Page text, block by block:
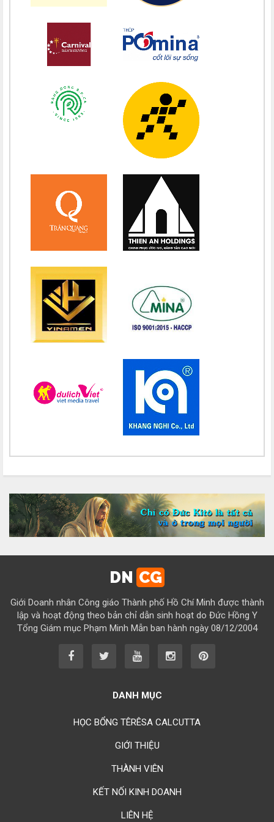
Chúc mừng bổn mạng Maria Đỗ Vy Hạ 15/08
Chúc mừng bổn mạng Maria Nguyễn Thị Trung Thu 15/08
Chúc mừng bổn mạng Chị Maria Nguyễn Thị Tiết Hạnh 15/08
Chúc mừng bổn mạng Maria Nguyễn Ngọc Anh 15/08
Chúc mừng bổn mạng Chị Maria Nguyễn Thị Diệu Phương 15/08
Chúc mừng bổn mạng Chị Maria Nguyễn Thị Bích Thuận 15/08
Chúc mừng bổn mạng Chị Maria Đặng Thị Lan Hương 15/08
Chúc mừng bổn mạng Chị Maria Nguyễn Nhiệm Mầu 15/08
Chúc mừng bổn mạng Chị Maria Nguyễn Mỹ Quỳnh Loan 15/08
Chúc mừng bổn mạng Chị Maria Vũ Thị Hà 15/08
Chúc mừng bổn mạng Chị Maria Nguyễn Thị Thành 15/08
Chúc mừng bổn mạng Chị Maria Lai Thị Lan Anh 15/08
Chúc mừng bổn mạng Chị Maria Nguyễn Thị Thuận 15/08
Chúc mừng bổn mạng Chị Maria Đỗ Thị Nguyệt 15/08
Chúc mừng bổn mạng Chị Maria Trần Thị Công Anh 15/08
Chúc mừng bổn mạng Chị Maria Đỗ Thị Tâm 15/08
Chúc mừng bổn mạng Chị Maria Lương Thị Hồng 15/08
Chúc mừng bổn mạng Chị Maria Ngô Thị Yến 15/08
Chúc mừng bổn mạng Chị Maria Vũ Thị Cộng Hòa 15/08
Chúc mừng bổn mạng Chị Maria Nguyễn Tuấn Đông Quân 15/08
Chúc mừng bổn mạng Chị Maria Lâm Thanh Trúc 15/08
Chúc mừng bổn mạng Chị Maria Từ Ngọc Phụng 15/08
Chúc mừng bổn mạng Chị Rosa Nguyễn Mến Quý 23/08
DN CG
Giới Doanh nhân Công giáo Thành phố Hồ Chí Minh được thành
lập và hoạt động theo bản chỉ dẫn sinh hoạt do Đức Hồng Y
Tổng Giám mục Phạm Minh Mẫn ban hành ngày 08/12/2004
DANH MỤC
HỌC BỔNG TÊRÊSA CALCUTTA
GIỚI THIỆU
THÀNH VIÊN
KẾT NỐI KINH DOANH
LIÊN HỆ